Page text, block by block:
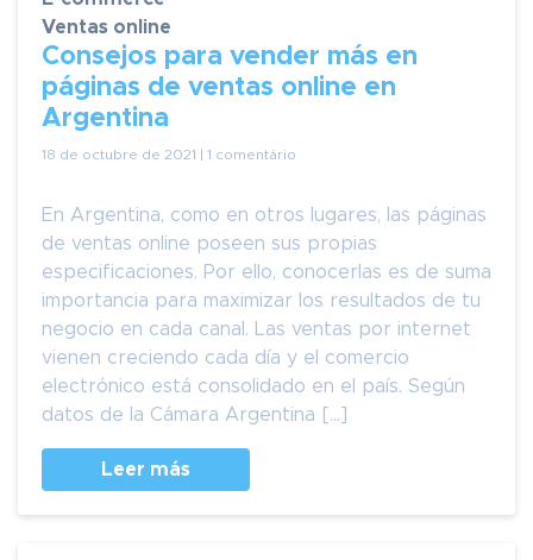
Ventas online
Consejos para vender más en
páginas de ventas online en
Argentina
18 de octubre de 2021 | 1 comentário
En Argentina, como en otros lugares, las páginas
de ventas online poseen sus propias
especificaciones. Por ello, conocerlas es de suma
importancia para maximizar los resultados de tu
negocio en cada canal. Las ventas por internet
vienen creciendo cada día y el comercio
electrónico está consolidado en el país. Según
datos de la Cámara Argentina […]
Leer más